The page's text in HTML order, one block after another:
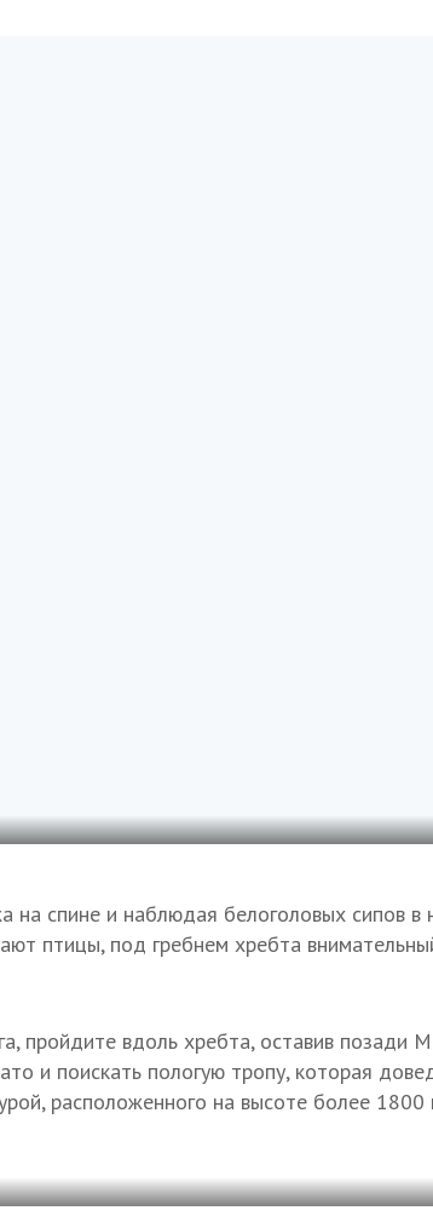
спине и наблюдая белоголовых сипов в
птицы, под гребнем хребта
пройдите вдоль хребта, оставив позади
и поискать пологую тропу, которая
расположенного на высоте более